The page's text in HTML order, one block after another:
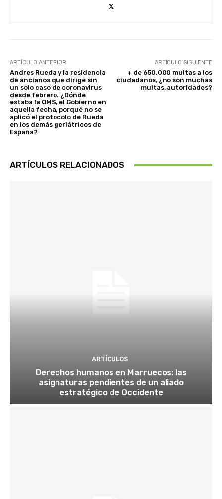
ARTÍCULO ANTERIOR
Andres Rueda y la residencia
de ancianos que dirige sin
un solo caso de coronavirus
desde febrero. ¿Dónde
estaba la OMS, el Gobierno en
aquella fecha, porqué no se
aplicó el protocolo de Rueda
en los demás geriátricos de
España?
ARTÍCULO SIGUIENTE
+ de 650.000 multas a los
ciudadanos, ¿no son muchas
multas, autoridades?
ARTÍCULOS RELACIONADOS
ARTÍCULOS
Derechos humanos en Marruecos: las
asignaturas pendientes de un aliado
estratégico de Occidente